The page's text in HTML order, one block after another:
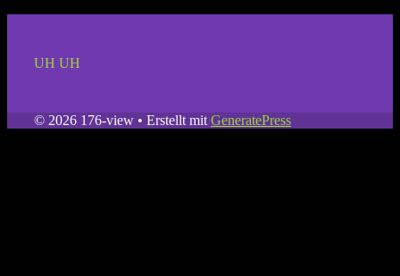
UH UH
© 2026 176-view • Erstellt mit GeneratePress